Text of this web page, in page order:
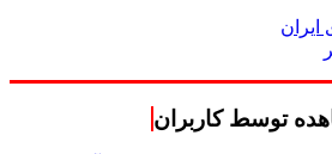
ایران
توسط کاربران